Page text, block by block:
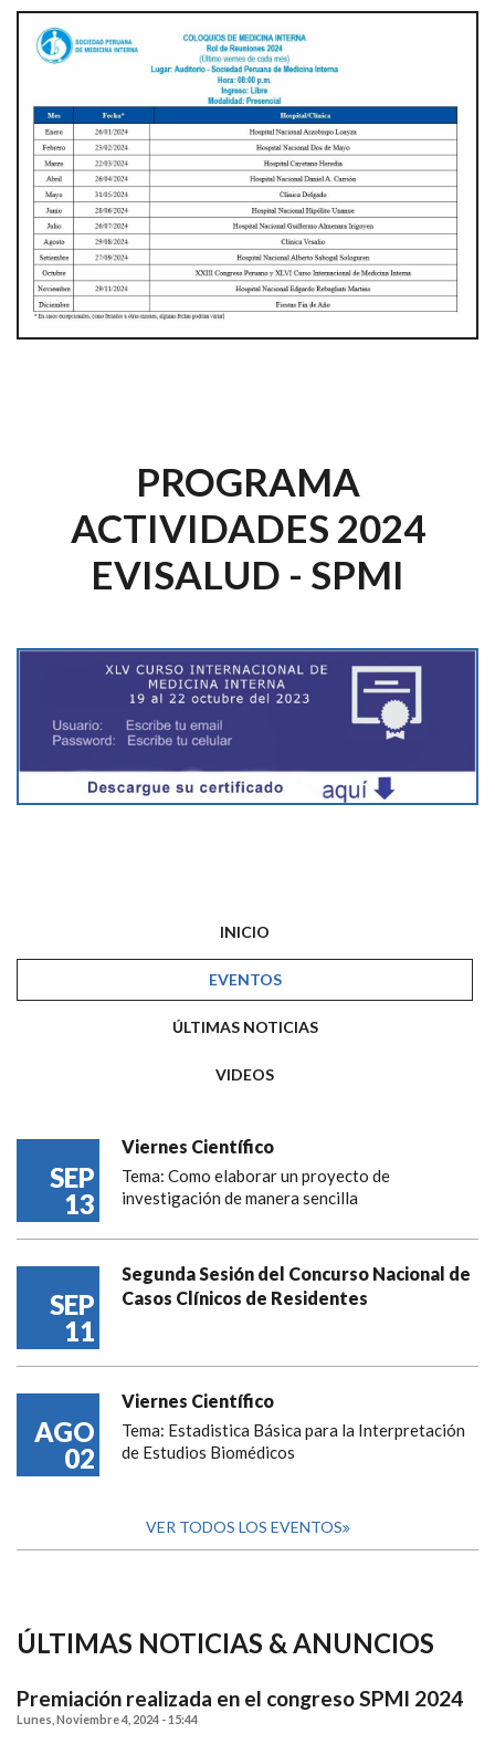
PROGRAMA
ACTIVIDADES 2024
EVISALUD - SPMI
INICIO
EVENTOS
ÚLTIMAS NOTICIAS
VIDEOS
SEP
13
Viernes Científico
Tema: Como elaborar un proyecto de
investigación de manera sencilla
SEP
11
Segunda Sesión del Concurso Nacional de
Casos Clínicos de Residentes
AGO
02
Viernes Científico
Tema: Estadistica Básica para la Interpretación
de Estudios Biomédicos
VER TODOS LOS EVENTOS
ÚLTIMAS NOTICIAS & ANUNCIOS
Premiación realizada en el congreso SPMI 2024
Lunes, Noviembre 4, 2024 - 15:44